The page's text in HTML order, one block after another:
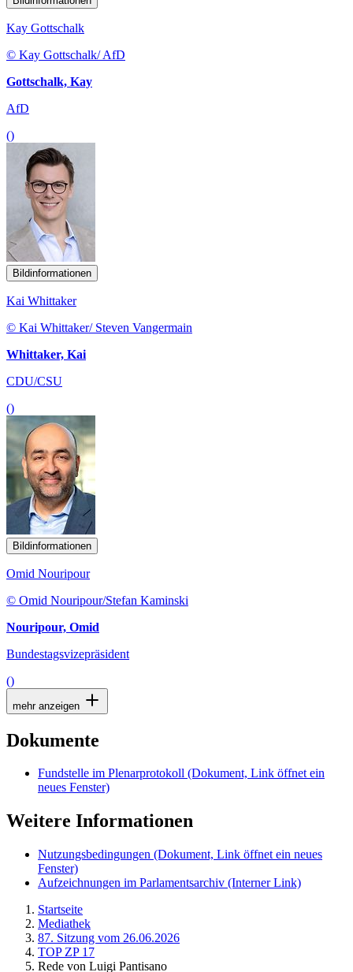
Kay Gottschalk
© Kay Gottschalk/ AfD
Gottschalk, Kay
AfD
()
Bildinformationen
Kai Whittaker
© Kai Whittaker/ Steven Vangermain
Whittaker, Kai
CDU/CSU
()
Bildinformationen
Omid Nouripour
© Omid Nouripour/Stefan Kaminski
Nouripour, Omid
Bundestagsvizepräsident
()
mehr anzeigen
Dokumente
Fundstelle im Plenarprotokoll (Dokument, Link öffnet ein
neues Fenster)
Weitere Informationen
Nutzungsbedingungen (Dokument, Link öffnet ein neues
Fenster)
Aufzeichnungen im Parlamentsarchiv (Interner Link)
Startseite
Mediathek
87. Sitzung vom 26.06.2026
TOP ZP 17
Rede von Luigi Pantisano